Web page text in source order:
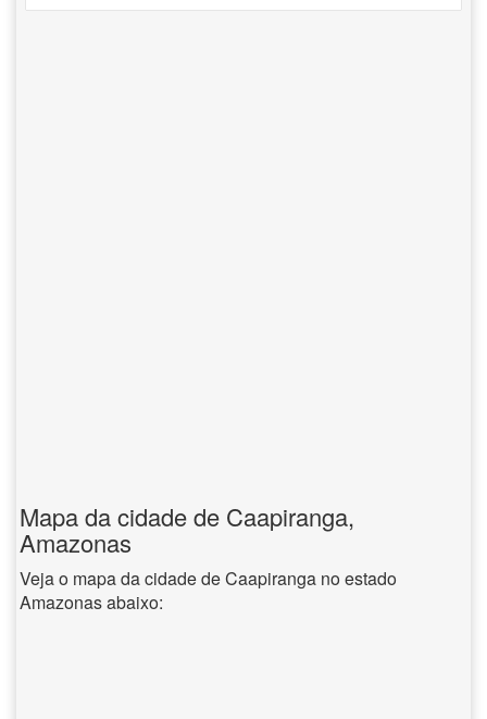
Mapa da cidade de Caapiranga,
Amazonas
Veja o mapa da cidade de Caapiranga no estado
Amazonas abaixo: